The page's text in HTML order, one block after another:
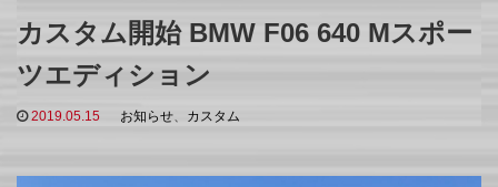
カスタム開始 BMW F06 640 Mスポー
ツエディション
2019.05.15 お知らせ、 カスタム